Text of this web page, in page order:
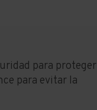
para proteger
para evitar la